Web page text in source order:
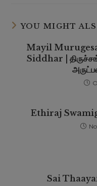
YOU MIGHT
Mayil
Siddhar |
Ethiraj
Sai